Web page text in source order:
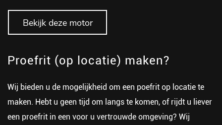
Bekijk deze motor
Proefrit (op locatie) maken?
Wij bieden u de mogelijkheid om een poefrit op locatie te
maken. Hebt u geen tijd om langs te komen, of rijdt u liever
een proefrit in een voor u vertrouwde omgeving? Wij